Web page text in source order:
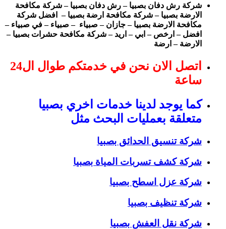
شركة رش دفان بصبيا – رش دفان بصبيا – شركة مكافحة
الارضة بصبيا – شركة مكافحة ارضة بصبيا – افضل شركة
مكافحة الارضة بصبيا – جازان – صبياء – صبياء – في صبياء –
افضل – ارخص – ابي – اريد – شركة مكافحة حشرات بصبيا –
الارضة – ارضة
اتصل الان نحن في خدمتكم طوال ال24
ساعة
كما يوجد لدينا خدمات اخري بصبيا
متعلقة بعمليات البحث مثل
شركة تنسيق الحدائق بصبيا
شركة كشف تسربات المياة بصبيا
شركة عزل اسطح بصبيا
شركة تنظيف بصبيا
شركة نقل العفش بصبيا